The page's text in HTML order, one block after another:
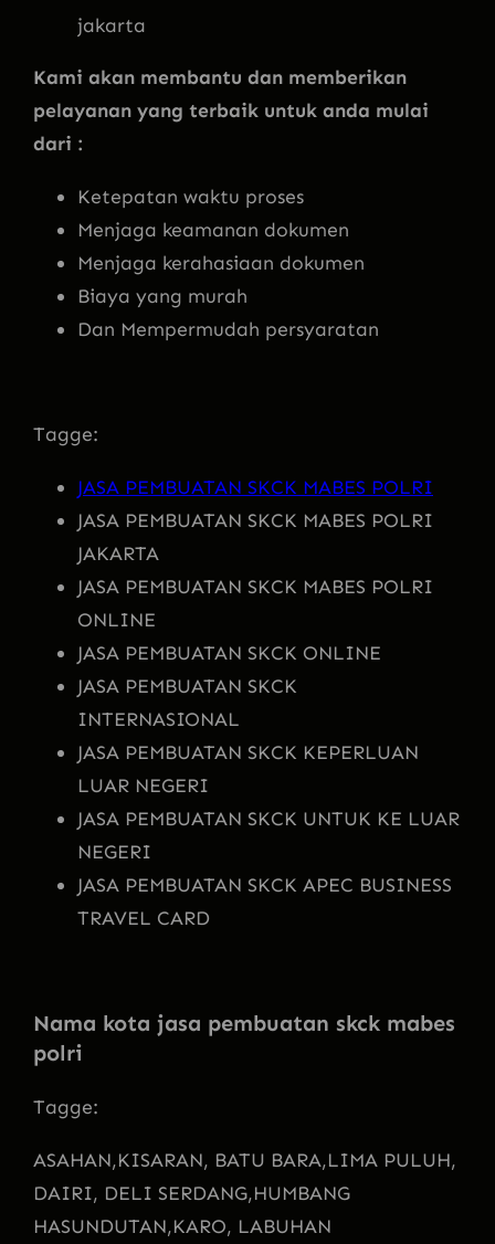
jakarta
Kami akan membantu dan memberikan
pelayanan yang terbaik untuk anda mulai
dari :
Ketepatan waktu proses
Menjaga keamanan dokumen
Menjaga kerahasiaan dokumen
Biaya yang murah
Dan Mempermudah persyaratan
Tagge:
JASA PEMBUATAN SKCK MABES POLRI
JASA PEMBUATAN SKCK MABES POLRI
JAKARTA
JASA PEMBUATAN SKCK MABES POLRI
ONLINE
JASA PEMBUATAN SKCK ONLINE
JASA PEMBUATAN SKCK
INTERNASIONAL
JASA PEMBUATAN SKCK KEPERLUAN
LUAR NEGERI
JASA PEMBUATAN SKCK UNTUK KE LUAR
NEGERI
JASA PEMBUATAN SKCK APEC BUSINESS
TRAVEL CARD
Nama kota jasa pembuatan skck mabes
polri
Tagge:
ASAHAN,KISARAN, BATU BARA,LIMA PULUH,
DAIRI, DELI SERDANG,HUMBANG
HASUNDUTAN,KARO, LABUHAN